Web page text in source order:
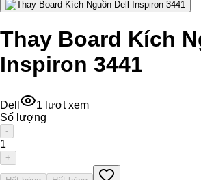
Thay Board Kích
Inspiron 3441
Dell 1 lượt xem
Số lượng
-
1
+